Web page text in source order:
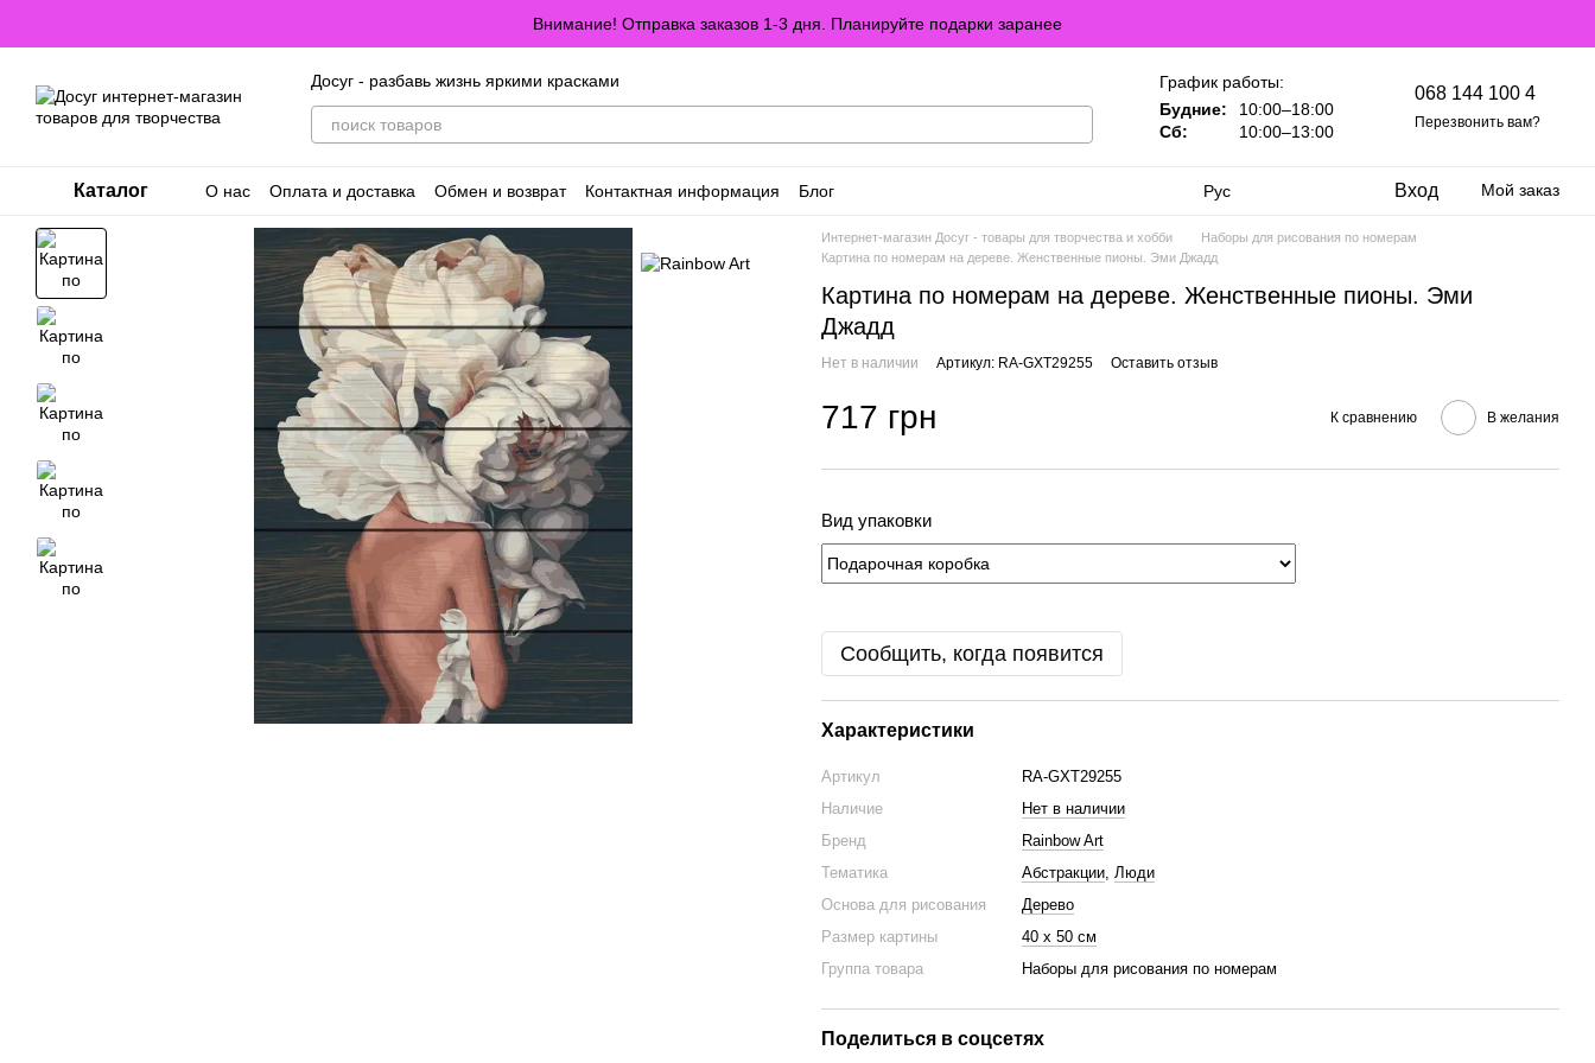
Внимание! Отправка заказов 1-3 дня. Планируйте подарки заранее
Досуг - разбавь жизнь яркими красками
График работы:
Будние:
10:00–18:00
Сб:
10:00–13:00
068 144 100 4
Перезвонить вам?
Каталог О нас Оплата и доставка Обмен и возврат Контактная информация
Блог
Рус Вход Мой заказ
Интернет-магазин Досуг - товары для творчества и хобби
Наборы для рисования по номерам
Картина по номерам на дереве. Женственные пионы. Эми Джадд
Картина по номерам на дереве. Женственные пионы. Эми
Джадд
Нет в наличии Артикул: RA-GXT29255 Оставить отзыв
717 грн К сравнению В желания
Вид упаковки
Сообщить, когда появится
Характеристики
Артикул
RA-GXT29255
Наличие
Нет в наличии
Бренд
Rainbow Art
Тематика
Абстракции, Люди
Основа для рисования
Дерево
Размер картины
40 х 50 см
Группа товара
Наборы для рисования по номерам
Поделиться в соцсетях